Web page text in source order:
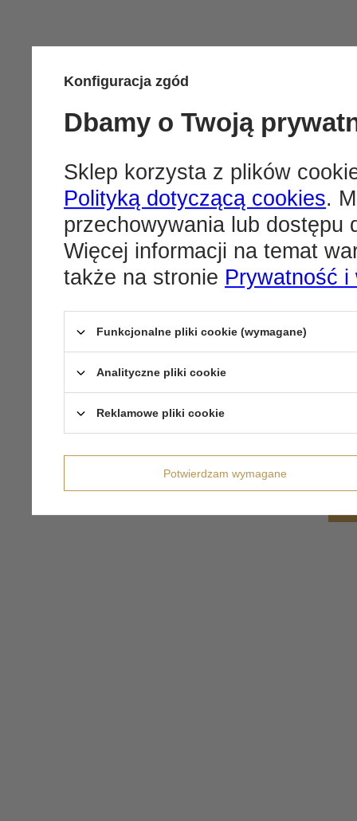
Konfiguracja zgód
Dbamy o Twoją
Sklep korzysta z plików
Polityką dotyczącą cookies.
przechowywania lub dostępu
Więcej informacji na temat
także na stronie Prywatność i
Funkcjonalne pliki cookie (wymagane)
Analityczne pliki cookie
Reklamowe pliki cookie
Potwierdzam wymagane